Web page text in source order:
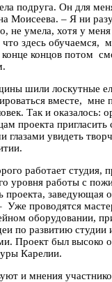
подруга. Он для
Моисеева. – Я ни
не умела, хотя у
здесь обучаемся,
концов потом
шили лоскутные
вместе, мне
Так и оказалось:
проекта пригласить
глазами увидеть
работает студия,
уровня работы с
проекта, заведующая
Уже проводятся
оборудовании,
по развитию студии
Проект был высоко
Карелии.
и мнения